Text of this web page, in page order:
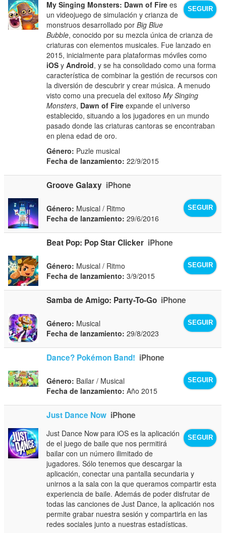
SEGUIR
My Singing Monsters: Dawn of Fire es
un videojuego de simulación y crianza de
monstruos desarrollado porBig Blue
Bubble, conocido por su mezcla única de crianza de
criaturas con elementos musicales. Fue lanzado en
2015, inicialmente para plataformas móviles como
iOS yAndroid, y se ha consolidado como una forma
característica de combinar la gestión de recursos con
la diversión de descubrir y crear música. A menudo
visto como una precuela del exitosoMy Singing
Monsters, Dawn of Fire expande el universo
establecido, situando a los jugadores en un mundo
pasado donde las criaturas cantoras se encontraban
en plena edad de oro.
Género: Puzle musical
Fecha de lanzamiento: 22/9/2015
Groove Galaxy iPhone
SEGUIR
Género: Musical / Ritmo
Fecha de lanzamiento: 29/6/2016
Beat Pop: Pop Star Clicker iPhone
SEGUIR
Género: Musical / Ritmo
Fecha de lanzamiento: 3/9/2015
Samba de Amigo: Party-To-Go iPhone
SEGUIR
Género: Musical
Fecha de lanzamiento: 29/8/2023
Dance? Pokémon Band! iPhone
SEGUIR
Género: Bailar / Musical
Fecha de lanzamiento: Año 2015
Just Dance Now iPhone
SEGUIR
Just Dance Now para iOS es la aplicación
de el juego de baile que nos permitirá
bailar con un número ilimitado de
jugadores. Sólo tenemos que descargar la
aplicación, conectar una pantalla secundaria y
unirnos a la sala con la que queramos compartir esta
experiencia de baile. Además de poder disfrutar de
todas las canciones de Just Dance, la aplicación nos
permite grabar nuestra sesión y compartirla en las
redes sociales junto a nuestras estadísticas.